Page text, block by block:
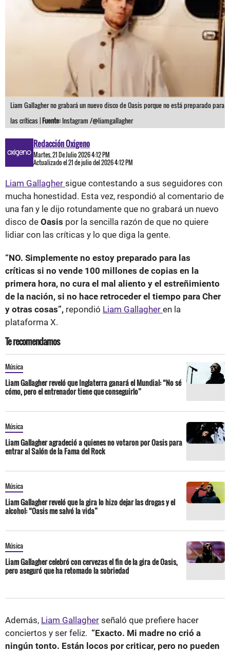
Liam Gallagher no grabará un nuevo disco de Oasis porque no está preparado para
las críticas |Fuente: Instagram /@liamgallagher
Redacción Oxigeno
Martes, 21 De Julio 2026 4:12 PM
Actualizado el 21 de julio del 2026 4:12 PM
Liam Gallagher sigue contestando a sus seguidores con
mucha honestidad. Esta vez, respondió al comentario de
una fan y le dijo rotundamente que no grabará un nuevo
disco de Oasis por la sencilla razón de que no quiere
lidiar con las críticas y lo que diga la gente.
“NO. Simplemente no estoy preparado para las
críticas si no vende 100 millones de copias en la
primera hora, no cura el mal aliento y el estreñimiento
de la nación, si no hace retroceder el tiempo para Cher
y otras cosas”, repondió Liam Gallagher en la
plataforma X.
Te recomendamos
Música
Liam Gallagher reveló que Inglaterra ganará el Mundial: “No sé
cómo, pero el entrenador tiene que conseguirlo”
Música
Liam Gallagher agradeció a quienes no votaron por Oasis para
entrar al Salón de la Fama del Rock
Música
Liam Gallagher reveló que la gira lo hizo dejar las drogas y el
alcohol: “Oasis me salvó la vida”
Música
Liam Gallagher celebró con cervezas el fin de la gira de Oasis,
pero aseguró que ha retomado la sobriedad
Además, Liam Gallagher señaló que prefiere hacer
conciertos y ser feliz. “Exacto. Mi madre no crió a
ningún tonto. Están locos por criticar, pero no pueden